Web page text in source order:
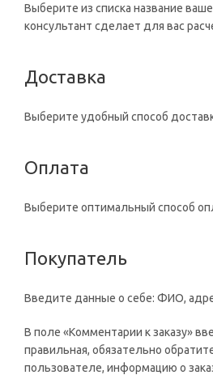
Выберите из списка название
консультант сделает для вас
Доставка
Выберите удобный способ
Оплата
Выберите оптимальный способ
Покупатель
Введите данные о себе: ФИО,
В поле «Комментарии к заказу»
правильная, обязательно
пользователе, информацию о